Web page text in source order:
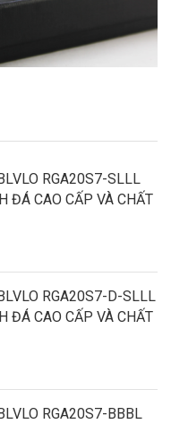
RGA20S7-SLLL
ĐÁ CAO CẤP VÀ CHẤT
RGA20S7-D-SLLL
ĐÁ CAO CẤP VÀ CHẤT
RGA20S7-BBBL